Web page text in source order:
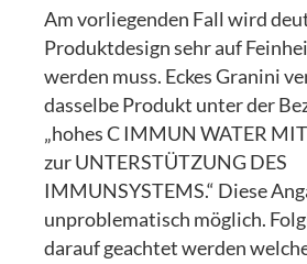
Am vorliegenden Fall wird
Produktdesign sehr auf
werden muss. Eckes Granini
dasselbe Produkt unter der
„hohes C IMMUN WATER
zur UNTERSTÜTZUNG DES
IMMUNSYSTEMS.“ Diese
unproblematisch möglich.
darauf geachtet werden